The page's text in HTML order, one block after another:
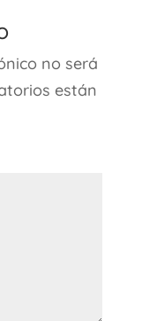
no será
están